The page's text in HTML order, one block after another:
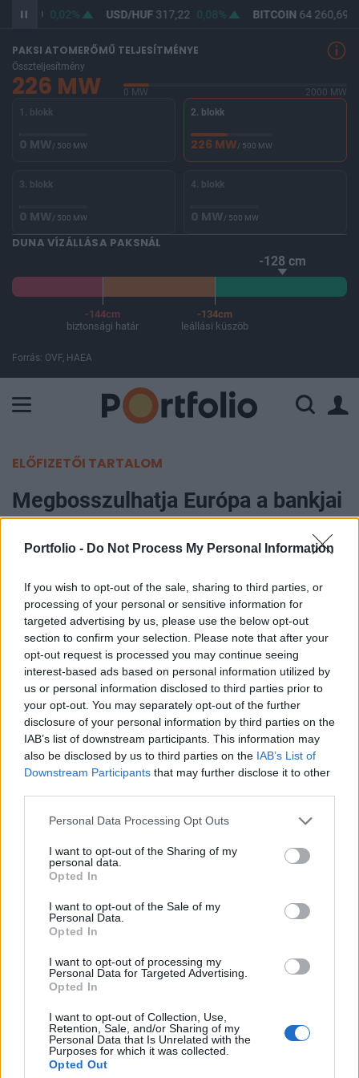
Portfolio - Do Not Process My Personal Information
If you wish to opt-out of the sale, sharing to third parties, or
processing of your personal or sensitive information for
targeted advertising by us, please use the below opt-out
section to confirm your selection. Please note that after your
opt-out request is processed you may continue seeing
interest-based ads based on personal information utilized by
us or personal information disclosed to third parties prior to
your opt-out. You may separately opt-out of the further
disclosure of your personal information by third parties on the
IAB’s list of downstream participants. This information may
also be disclosed by us to third parties on the IAB’s List of
Downstream Participants that may further disclose it to other
Personal Data Processing Opt Outs
I want to opt-out of the Sharing of my
personal data.
Opted In
I want to opt-out of the Sale of my
Personal Data.
Opted In
I want to opt-out of processing my
Personal Data for Targeted Advertising.
Opted In
I want to opt-out of Collection, Use,
Retention, Sale, and/or Sharing of my
Personal Data that Is Unrelated with the
Purposes for which it was collected.
Opted Out
365,49 0,02% USD/HUF317,22 0,08% BITCOIN64 260,69
PAKSI ATOMERŐMŰ TELJESÍTMÉNYE
Összteljesítmény
226 MW 0 MW
2000 MW
1. blokk
0 MW/ 500 MW
2. blokk
226 MW/ 500 MW
3. blokk
0 MW/ 500 MW
4. blokk
0 MW/ 500 MW
DUNA VÍZÁLLÁSA PAKSNÁL
-128 cm
-144cm
biztonsági határ
-134cm
leállási küszöb
Forrás: OVF, HAEA
ELŐFIZETŐI TARTALOM
Megbosszulhatja Európa a bankjai
elleni amerikai diszkriminációt
2018. szeptember 25. 10:03
Retorzió érheti külföldön az amerikai bankokat, ha
az Egyesült Államok lazább feltételeket alkalmaz
az amerikai tulajdonú bankok esetében külföldi
tulajdonú versenytársaikkal szemben a
stressztesztek és a tőkekövetelmények
meghatározása során - figyelmeztettek európai
bankok és amerikai szenátorok.
amerikai bankok jelentős könnyítéseket kaptak a
stressztesztek és a tőkekövetelmények meghatározása
során, ezt azonban külföldi tulajdonú versenytársaik nem
kapták meg a Trump-kormányzattól. A Deutsche Bank (188
milliárd dollár), a Credit Suisse (99 milliárd),...
KEDVES OLVASÓNK!
A keresett cikk a portfolio.hu hírarchívumához
regisztrációhoz kötött.
Az előfizetés a következőket tartalmazza:
Portfolio.hu teljes cikkarchívum